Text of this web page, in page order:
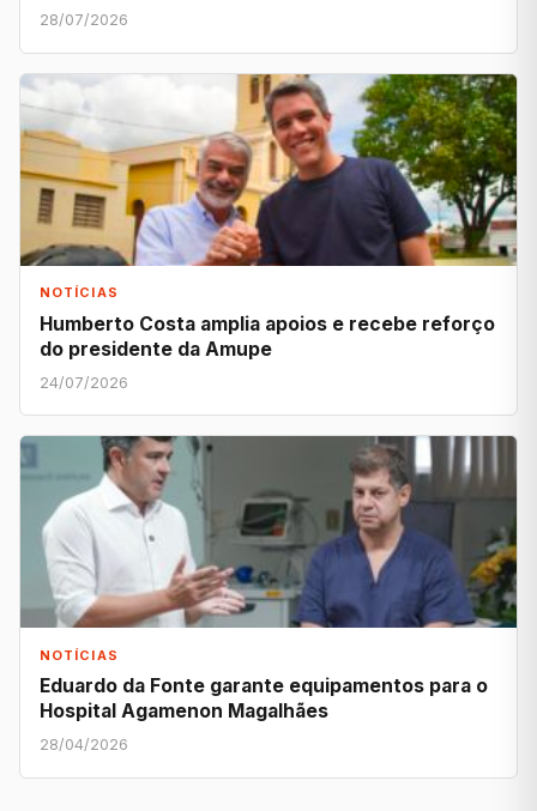
28/07/2026
NOTÍCIAS
Humberto Costa amplia apoios e recebe reforço
do presidente da Amupe
24/07/2026
NOTÍCIAS
Eduardo da Fonte garante equipamentos para o
Hospital Agamenon Magalhães
28/04/2026